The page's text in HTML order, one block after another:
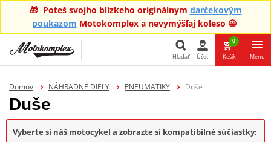
🎁 Poteš svojho blízkeho originálnym darčekovým
poukazom Motokomplex a nevymýšľaj koleso 😀
Hľadať Účet
0
Košík Menu
Domov NÁHRADNÉ DIELY PNEUMATIKY Duše
Duše
Vyberte si náš motocykel a zobrazte si kompatibilné súčiastky: